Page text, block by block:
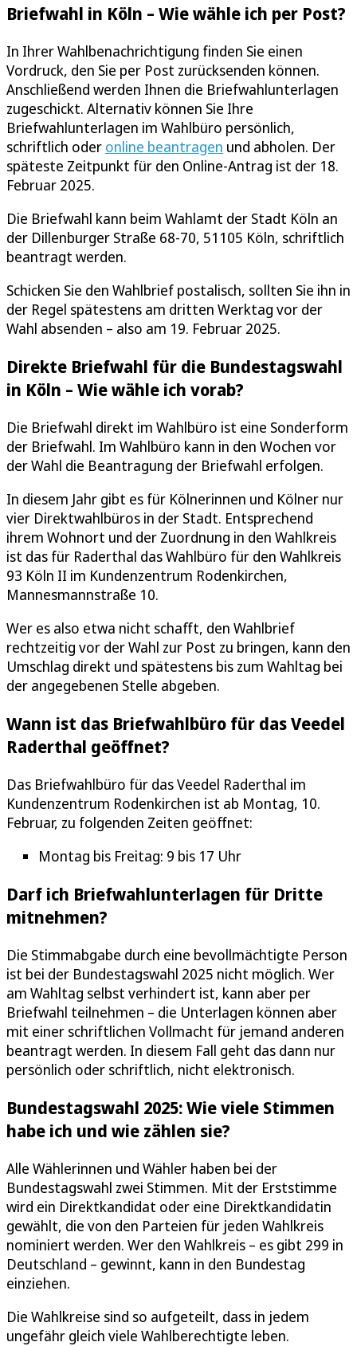
Briefwahl in Köln – Wie wähle ich per Post?
In Ihrer Wahlbenachrichtigung finden Sie einen
Vordruck, den Sie per Post zurücksenden können.
Anschließend werden Ihnen die Briefwahlunterlagen
zugeschickt. Alternativ können Sie Ihre
Briefwahlunterlagen im Wahlbüro persönlich,
schriftlich oder online beantragen und abholen. Der
späteste Zeitpunkt für den Online-Antrag ist der 18.
Februar 2025.
Die Briefwahl kann beim Wahlamt der Stadt Köln an
der Dillenburger Straße 68-70, 51105 Köln, schriftlich
beantragt werden.
Schicken Sie den Wahlbrief postalisch, sollten Sie ihn in
der Regel spätestens am dritten Werktag vor der
Wahl absenden – also am 19. Februar 2025.
Direkte Briefwahl für die Bundestagswahl
in Köln – Wie wähle ich vorab?
Die Briefwahl direkt im Wahlbüro ist eine Sonderform
der Briefwahl. Im Wahlbüro kann in den Wochen vor
der Wahl die Beantragung der Briefwahl erfolgen.
In diesem Jahr gibt es für Kölnerinnen und Kölner nur
vier Direktwahlbüros in der Stadt. Entsprechend
ihrem Wohnort und der Zuordnung in den Wahlkreis
ist das für Raderthal das Wahlbüro für den Wahlkreis
93 Köln II im Kundenzentrum Rodenkirchen,
Mannesmannstraße 10.
Wer es also etwa nicht schafft, den Wahlbrief
rechtzeitig vor der Wahl zur Post zu bringen, kann den
Umschlag direkt und spätestens bis zum Wahltag bei
der angegebenen Stelle abgeben.
Wann ist das Briefwahlbüro für das Veedel
Raderthal geöffnet?
Das Briefwahlbüro für das Veedel Raderthal im
Kundenzentrum Rodenkirchen ist ab Montag, 10.
Februar, zu folgenden Zeiten geöffnet:
Montag bis Freitag: 9 bis 17 Uhr
Darf ich Briefwahlunterlagen für Dritte
mitnehmen?
Die Stimmabgabe durch eine bevollmächtigte Person
ist bei der Bundestagswahl 2025 nicht möglich. Wer
am Wahltag selbst verhindert ist, kann aber per
Briefwahl teilnehmen – die Unterlagen können aber
mit einer schriftlichen Vollmacht für jemand anderen
beantragt werden. In diesem Fall geht das dann nur
persönlich oder schriftlich, nicht elektronisch.
Bundestagswahl 2025: Wie viele Stimmen
habe ich und wie zählen sie?
Alle Wählerinnen und Wähler haben bei der
Bundestagswahl zwei Stimmen. Mit der Erststimme
wird ein Direktkandidat oder eine Direktkandidatin
gewählt, die von den Parteien für jeden Wahlkreis
nominiert werden. Wer den Wahlkreis – es gibt 299 in
Deutschland – gewinnt, kann in den Bundestag
einziehen.
Die Wahlkreise sind so aufgeteilt, dass in jedem
ungefähr gleich viele Wahlberechtigte leben.